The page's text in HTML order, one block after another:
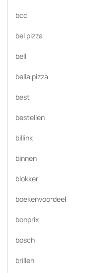
bcc
bel pizza
bell
bella pizza
best
bestellen
billink
binnen
blokker
boekenvoordeel
bonprix
bosch
brillen